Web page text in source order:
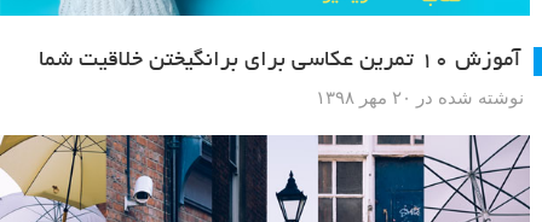
آموزش ۱۰ تمرین عکاسی برای برانگیختن خلاقیت شما
نوشته شده در ۲۰ مهر ۱۳۹۸